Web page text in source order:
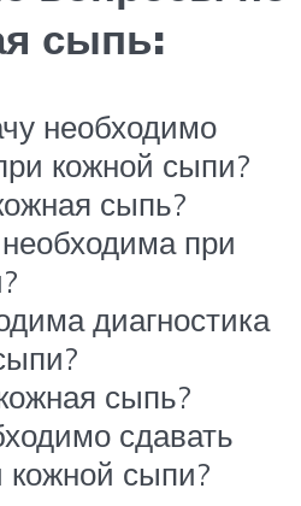
сыпь:
необходимо
кожной сыпи?
сыпь?
при
диагностика
сыпь?
сдавать
сыпи?